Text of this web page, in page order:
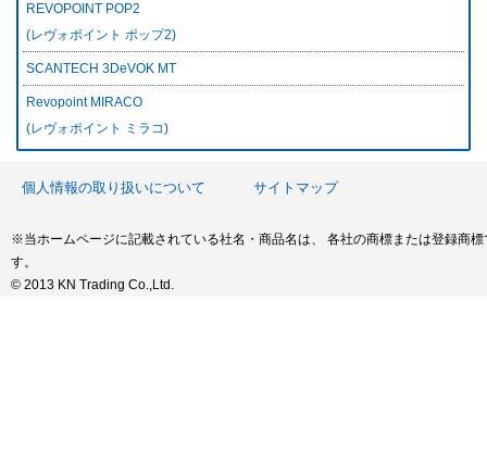
REVOPOINT POP2
(レヴォポイント ポップ2)
SCANTECH 3DeVOK MT
Revopoint MIRACO
(レヴォポイント ミラコ)
個人情報の取り扱いについて サイトマップ
※当ホームページに記載されている社名・商品名は、 各社の商標または登録商標
す。
© 2013 KN Trading Co.,Ltd.